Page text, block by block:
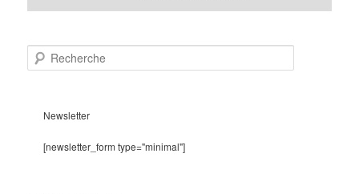
e
Newsletter
[newsletter_form type="minimal"]